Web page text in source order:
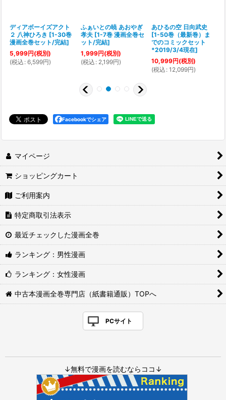
ディアボーイズアクト
２ 八神ひろき [1-30巻
漫画全巻セット/完結]
5,999円(税別)
(税込 : 6,599円)
ふぁいとの暁 あおやぎ
孝夫 [1-7巻 漫画全巻セ
ット/完結]
1,999円(税別)
(税込 : 2,199円)
あひるの空 日向武史
[1-50巻（最新巻）ま
でのコミックセット
*2019/3/4現在]
10,999円(税別)
(税込 : 12,099円)
Facebookでシェア
マイページ
ショッピングカート
ご利用案内
特定商取引法表示
最近チェックした漫画全巻
ランキング：男性漫画
ランキング：女性漫画
中古本漫画全巻専門店（紙書籍通販）TOPへ
PCサイト
↓無料で漫画を読むならココ↓